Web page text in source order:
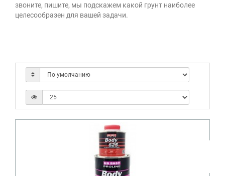
звоните, пишите, мы подскажем какой грунт наиболее
целесообразен для вашей задачи.